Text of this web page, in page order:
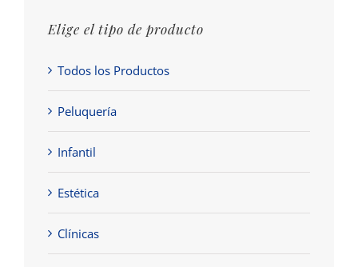
Elige el tipo de producto
Todos los Productos
Peluquería
Infantil
Estética
Clínicas